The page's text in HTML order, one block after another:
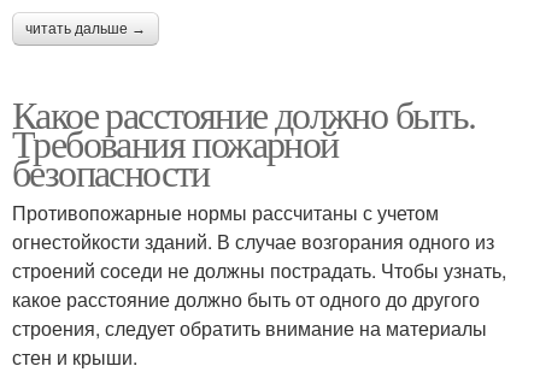
читать дальше →
Какое расстояние должно быть.
Требования пожарной
безопасности
Противопожарные нормы рассчитаны с учетом
огнестойкости зданий. В случае возгорания одного из
строений соседи не должны пострадать. Чтобы узнать,
какое расстояние должно быть от одного до другого
строения, следует обратить внимание на материалы
стен и крыши.